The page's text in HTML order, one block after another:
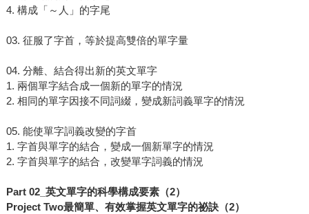
4. 構成「～人」的字尾
03. 征服了字首，等於提高雙倍的單字量
04. 分離、結合得出新的英文單字
1. 兩個單字結合成一個新的單字的情況
2. 相同的單字因接不同詞綴，變成新詞義單字的情況
05. 能使單字詞義改變的字首
1. 字首與單字的結合，變成一個新單字的情況
2. 字首與單字的結合，改變單字詞義的情況
Part 02_ 英文單字的科學構成要素（2）
Project Two最簡單、有效掌握英文單字的祕訣（2）